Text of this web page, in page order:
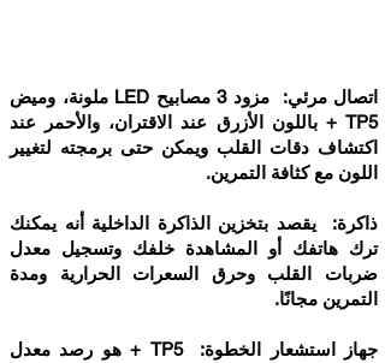
اتصال مرئي: مزود 3 مصابيح LED ملونة، وميض
TP5 + باللون الأزرق عند الاقتران، والأحمر عند
اكتشاف دقات القلب ويمكن حتى برمجته لتغيير
اللون مع كثافة التمرين.
ذاكرة: يقصد بتخزين الذاكرة الداخلية أنه يمكنك
ترك هاتفك أو المشاهدة خلفك وتسجيل معدل
ضربات القلب وحرق السعرات الحرارية ومدة
التمرين مجانًا.
جهاز استشعار الخطوة: TP5 + هو رصد معدل